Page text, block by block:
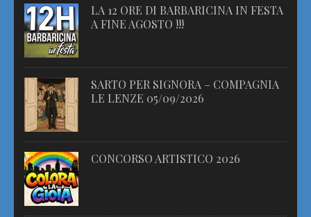
LA 12 ORE DI BARBARICINA IN FESTA
A FINE AGOSTO !!!
SARTO PER SIGNORA – COMPAGNIA
LE LENZE 05/09/2026
CONCORSO ARTISTICO 2026